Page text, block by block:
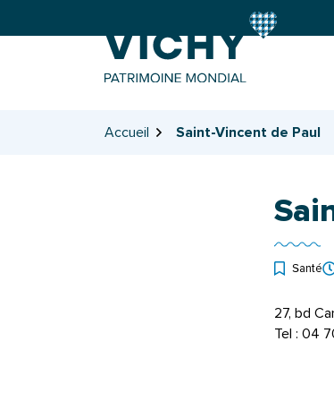
Accueil Saint-Vincent de Paul
Santé
27, bd
Tel : 04